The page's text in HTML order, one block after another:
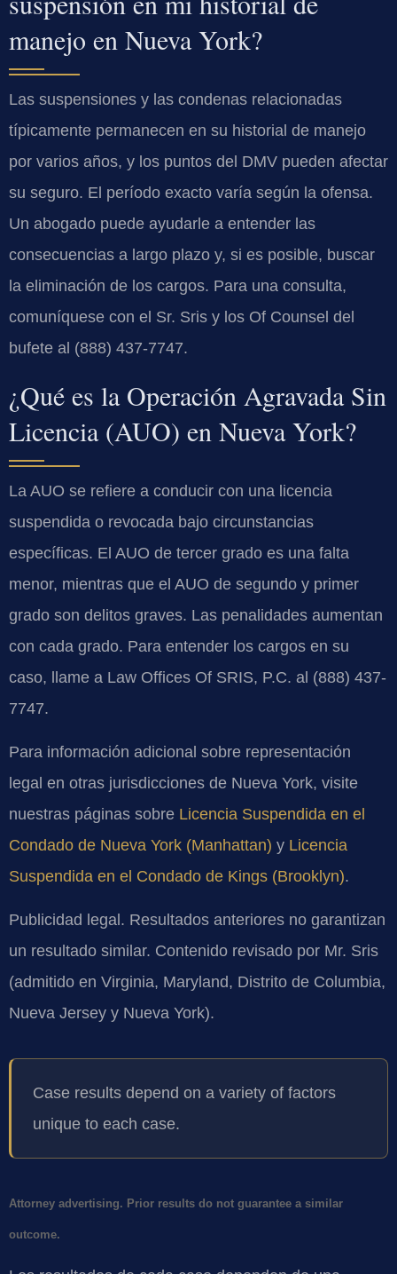
manejo en Nueva York?
Las suspensiones y las condenas relacionadas
típicamente permanecen en su historial de manejo
por varios años, y los puntos del DMV pueden afectar
su seguro. El período exacto varía según la ofensa.
Un abogado puede ayudarle a entender las
consecuencias a largo plazo y, si es posible, buscar
la eliminación de los cargos. Para una consulta,
comuníquese con el Sr. Sris y los Of Counsel del
bufete al (888) 437-7747.
¿Qué es la Operación Agravada Sin
Licencia (AUO) en Nueva York?
La AUO se refiere a conducir con una licencia
suspendida o revocada bajo circunstancias
específicas. El AUO de tercer grado es una falta
menor, mientras que el AUO de segundo y primer
grado son delitos graves. Las penalidades aumentan
con cada grado. Para entender los cargos en su
caso, llame a Law Offices Of SRIS, P.C. al (888) 437-
7747.
Para información adicional sobre representación
legal en otras jurisdicciones de Nueva York, visite
nuestras páginas sobre Licencia Suspendida en el
Condado de Nueva York (Manhattan) y Licencia
Suspendida en el Condado de Kings (Brooklyn).
Publicidad legal. Resultados anteriores no garantizan
un resultado similar. Contenido revisado por Mr. Sris
(admitido en Virginia, Maryland, Distrito de Columbia,
Nueva Jersey y Nueva York).
Case results depend on a variety of factors
unique to each case.
Attorney advertising. Prior results do not guarantee a similar
outcome.